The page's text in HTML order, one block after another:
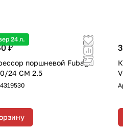
24 л.
₽
поршневой Fubag
24 CM 2.5